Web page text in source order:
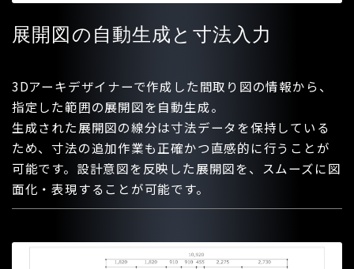
展開図の自動生成と寸法入力
3Dアーキデザイナーで作成した間取り図の情報から、
指定した範囲の展開図を自動生成。
生成された展開図の線分は寸法データを保持している
ため、寸法の追加作業も正確かつ直感的に行うことが
可能です。設計意図を反映した展開図を、スムーズに図
面化・表現することが可能です。